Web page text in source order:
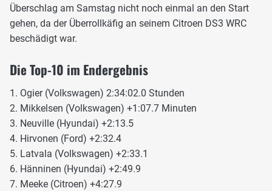
Überschlag am Samstag nicht noch einmal an den Start
gehen, da der Überrollkäfig an seinem Citroen DS3 WRC
beschädigt war.
Die Top-10 im Endergebnis
1. Ogier (Volkswagen) 2:34:02.0 Stunden
2. Mikkelsen (Volkswagen) +1:07.7 Minuten
3. Neuville (Hyundai) +2:13.5
4. Hirvonen (Ford) +2:32.4
5. Latvala (Volkswagen) +2:33.1
6. Hänninen (Hyundai) +2:49.9
7. Meeke (Citroen) +4:27.9